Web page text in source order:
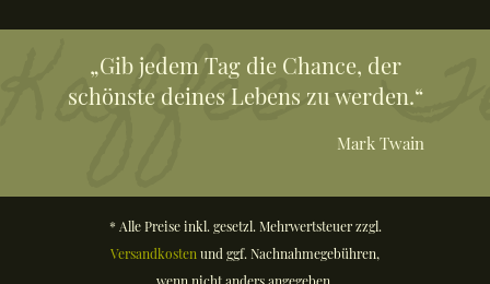
„Gib jedem Tag die Chance, der
schönste deines Lebens zu werden.“
Mark Twain
* Alle Preise inkl. gesetzl. Mehrwertsteuer zzgl.
Versandkosten und ggf. Nachnahmegebühren,